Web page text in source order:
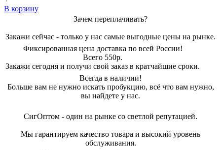
В корзину
Зачем переплачивать?
Закажи сейчас - только у нас самые выгодные цены на рынке.
Фиксированная цена доставка по всей России!
Всего 550р.
Закажи сегодня и получи свой заказ в кратчайшие сроки.
Всегда в наличии!
Больше вам не нужно искать пробукцию, всё что вам нужно,
вы найдете у нас.
СигОптом - один на рынке со светлой репутацией.
Мы гарантируем качество товара и высокий уровень
обслуживания.